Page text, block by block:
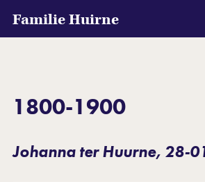
Familie Huirne
1800-1900
Johanna ter Huurne, 28-